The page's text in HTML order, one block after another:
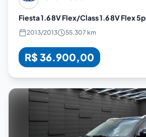
Fiesta 1.6 8V Flex/Class 1.6 8V Flex 5p
2013/2013 55.307 km
R$ 36.900,00